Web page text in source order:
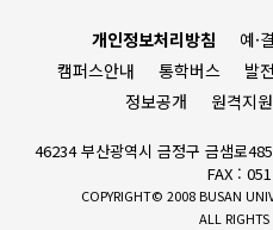
개인정보처리방침 예·
캠퍼스안내
통학버스 발
정보공개
원격지원
46234 부산광역시 금정구 금샘로
FAX :
COPYRIGHT© 2008 BUSAN
ALL RIGHTS